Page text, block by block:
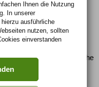
Lamborghini bei
Linie im
Das Design ist inspiriert
Formensprache
Ihnen die Nutzung
In unserer
ausführliche
nutzen, sollten
einverstanden